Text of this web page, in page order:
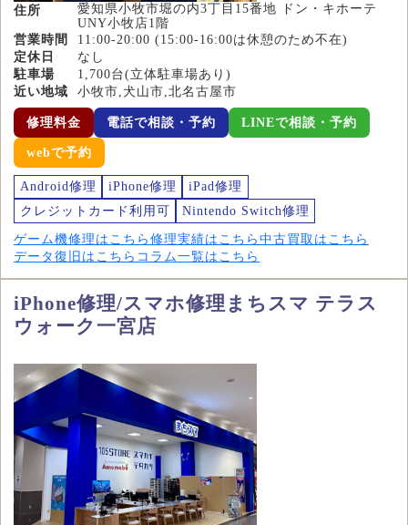
住所
愛知県小牧市堀の内3丁目15番地 ドン・キホーテ
UNY小牧店1階
営業時間
11:00-20:00 (15:00-16:00は休憩のため不在)
定休日
なし
駐車場
1,700台(立体駐車場あり)
近い地域
小牧市,犬山市,北名古屋市
修理料金 電話で相談・予約 LINEで相談・予約
webで予約
Android修理 iPhone修理
iPad修理
クレジットカード利用可
Nintendo Switch修理
ゲーム機修理はこちら 修理実績はこちら 中古買取はこちら
データ復旧はこちら コラム一覧はこちら
iPhone修理/スマホ修理まちスマ テラス
ウォーク一宮店